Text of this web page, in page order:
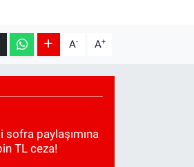
A- A+
sofra paylaşımına
TL ceza!